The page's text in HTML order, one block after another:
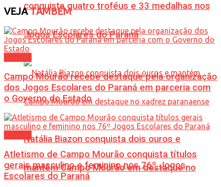
conquista quatro troféus e 33 medalhas nos
Jogos Escolares do Paraná
Natália Biazon conquista dois ouros e
mantém Campo Mourão em destaque no
VEJATAMBÉM
Campo Mourão recebe destaque pela organização
dos Jogos Escolares do Paraná em parceria com
o Governo do Estado
Atletismo de Campo Mourão conquista títulos
gerais masculino e feminino nos 76º Jogos
Escolares do Paraná